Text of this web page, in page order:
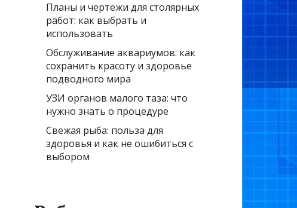
Планы и чертежи для столярных
работ: как выбрать и
использовать
Обслуживание аквариумов: как
сохранить красоту и здоровье
подводного мира
УЗИ органов малого таза: что
нужно знать о процедуре
Свежая рыба: польза для
здоровья и как не ошибиться с
выбором